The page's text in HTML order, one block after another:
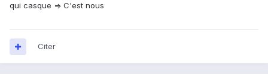
qui casque => C'est nous
Citer